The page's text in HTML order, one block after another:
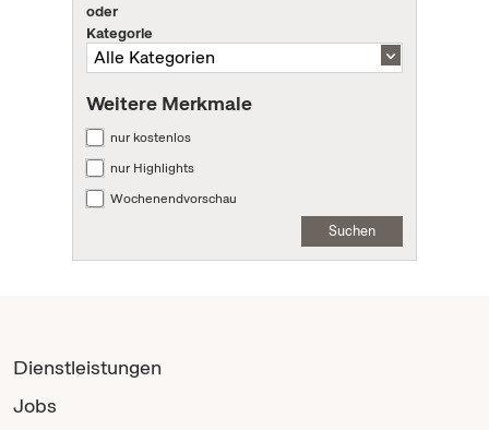
oder
Kategorie
Weitere Merkmale
nur kostenlos
nur Highlights
Wochenendvorschau
Suchen
Dienstleistungen
Jobs